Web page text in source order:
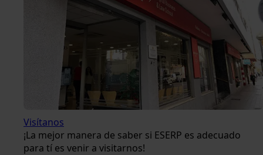
Visítanos
¡La mejor manera de saber si ESERP es adecuado
para tí es venir a visitarnos!